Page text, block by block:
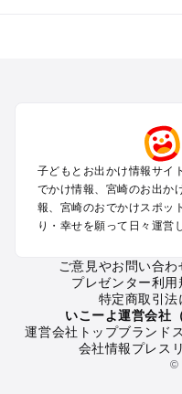
宮崎の定番お出かけス
宮崎の遊園地
宮崎の動物園
宮崎のバーベキュー
宮崎の牧場
宮崎のプール
宮崎のアスレチック
宮崎の公園・総合公園
宮崎の観光
子どもとお出かけ情報サイ
でかけ情報、宮崎のお出か
報、宮崎のおでかけスポッ
り・幸せを願って日々運営
ご意見やお問い合わ
プレゼンター利用
特定商取引
いこーよ運営会社
運営会社トップブランド
会社情報プレス
©